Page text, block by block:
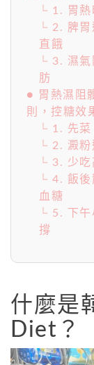
└ 1. 胃熱
└ 2. 脾胃
直餓
└ 3. 濕氣
肪
● 胃熱濕阻
則，控糖效
└ 1. 先菜
└ 2. 澱粉
└ 3. 少吃
└ 4. 飯後
血糖
└ 5. 下午
撐
什麼是
Diet？